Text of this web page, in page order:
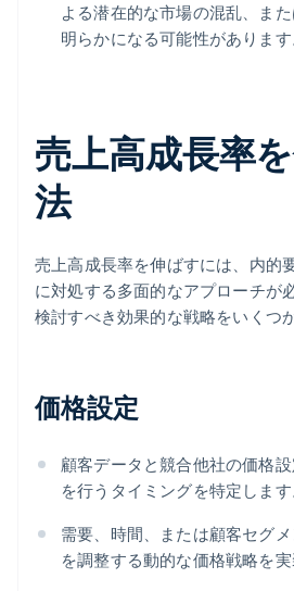
よる潜在的な市場の混乱、ま
明らかになる可能性があります
売上高成長率
法
売上高成長率を伸ばすには、内的
に対処する多面的なアプローチが
検討すべき効果的な戦略をいくつ
価格設定
顧客データと競合他社の価格
を行うタイミングを特定します
需要、時間、または顧客セグ
を調整する動的な価格戦略を実